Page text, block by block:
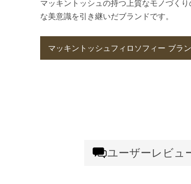
マッキントッシュの持つ上質なモノづく
な美意識を引き継いだブランドです。
マッキントッシュフィロソフィー ブラ
ユーザーレビュ